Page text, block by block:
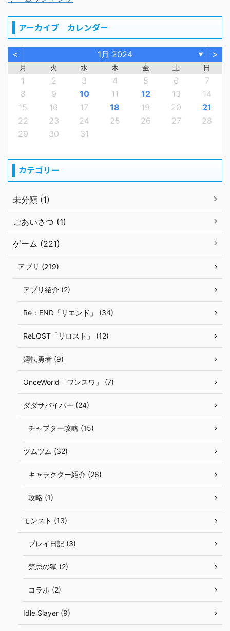
アーカイブ カレンダー
< 1月 2024 ▼ >
月 火 水 木 金 土 日
1 2 3 4 5 6
7
8
9 10 11 12 13
14
15
16 17 18 19 20
21
22
23 24 25 26 27
28
29
30 31
カテゴリー
未分類 (1)
ごあいさつ (1)
ゲーム (221)
アプリ (219)
アプリ紹介 (2)
Re：END「リエンド」 (34)
ReLOST「リロスト」 (12)
廻転勇者 (9)
OnceWorld「ワンスワ」 (7)
ダダサバイバー (24)
チャプター攻略 (15)
ツムツム (32)
キャラクター紹介 (26)
攻略 (1)
モンスト (13)
プレイ日記 (3)
禁忌の獄 (2)
コラボ (2)
Idle Slayer (9)